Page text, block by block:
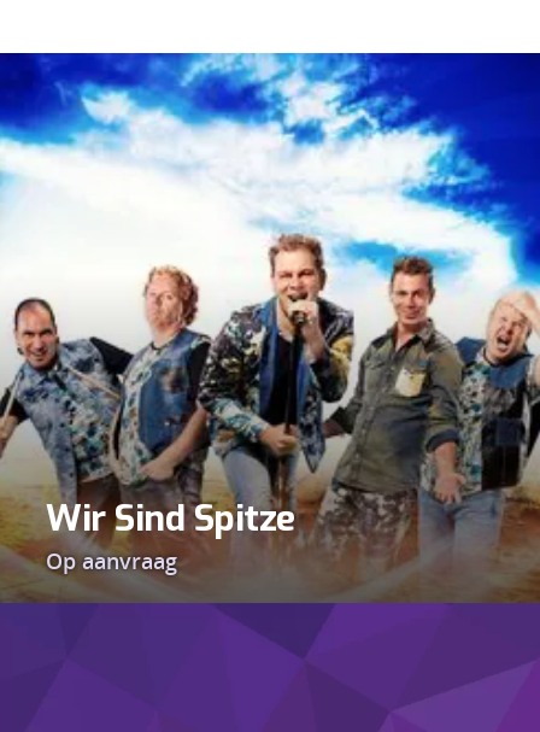
Wir Sind Spitze
Op aanvraag